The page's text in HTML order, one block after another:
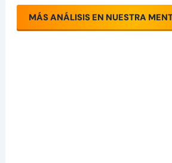
MÁS ANÁLISIS EN NUESTRA